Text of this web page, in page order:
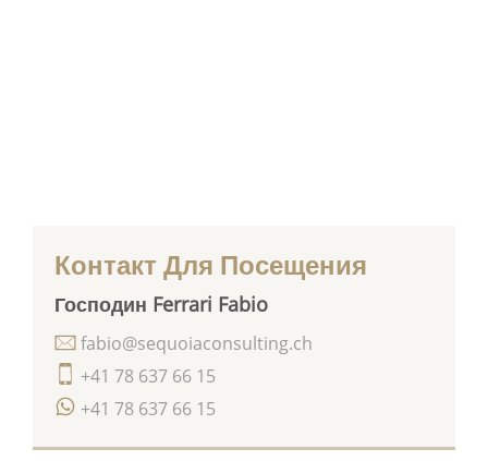
Контакт Для Посещения
Господин Ferrari Fabio
+41 78 637 66 15
+41 78 637 66 15
fabio@sequoiaconsulting.ch